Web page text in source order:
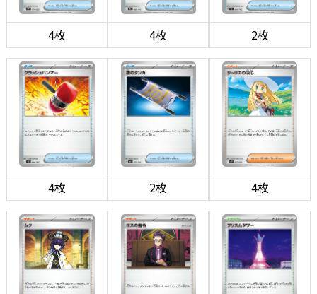
4枚 4枚 2枚
4枚 2枚 4枚